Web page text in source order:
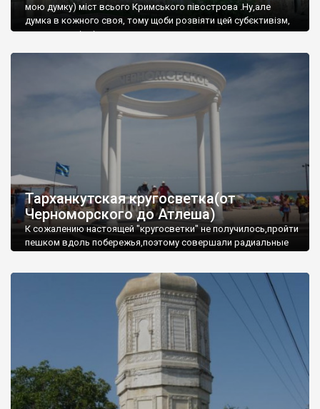
мою думку) міст всього Кримського півострова .Ну,але
думка в кожного своя, тому щоби розвіяти цей субєктивізм,
запрошую відвідати це
Тарханкутская кругосветка(от
Черноморского до Атлеша)
К сожалению настоящей "кругосветки" не получилось,пройти
пешком вдоль побережья,поэтому совершали радиальные